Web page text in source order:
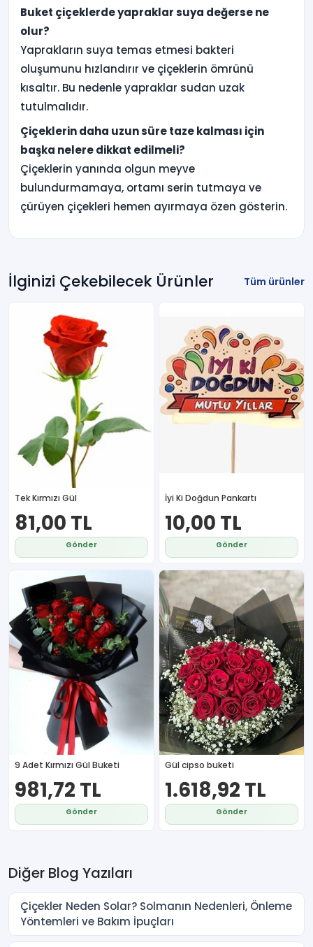
Buket çiçeklerde yapraklar suya değerse ne
olur?
Yaprakların suya temas etmesi bakteri
oluşumunu hızlandırır ve çiçeklerin ömrünü
kısaltır. Bu nedenle yapraklar sudan uzak
tutulmalıdır.
Çiçeklerin daha uzun süre taze kalması için
başka nelere dikkat edilmeli?
Çiçeklerin yanında olgun meyve
bulundurmamaya, ortamı serin tutmaya ve
çürüyen çiçekleri hemen ayırmaya özen gösterin.
İlginizi Çekebilecek Ürünler Tüm ürünler
Tek Kırmızı Gül
81,00 TL
Gönder
İyi Ki Doğdun Pankartı
10,00 TL
Gönder
9 Adet Kırmızı Gül Buketi
981,72 TL
Gönder
Gül cipso buketi
1.618,92 TL
Gönder
Diğer Blog Yazıları
Çiçekler Neden Solar? Solmanın Nedenleri, Önleme
Yöntemleri ve Bakım İpuçları